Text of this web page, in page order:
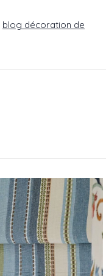
blog décoration de